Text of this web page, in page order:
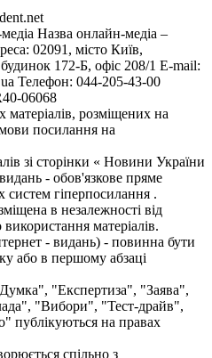
Назва онлайн-медіа –
02091, місто Київ,
172-Б, офіс 208/1 E-mail:
Телефон: 044-205-43-00
06068
матеріалів, розміщених на
посилання на
зі сторінки « Новини України
- обов'язкове пряме
систем гіперпосилання .
в незалежності від
матеріалів.
- видань) - повинна бути
або в першому абзаці
"Експертиза", "Заява",
"Вибори", "Тест-драйв",
публікуються на правах
спільно з